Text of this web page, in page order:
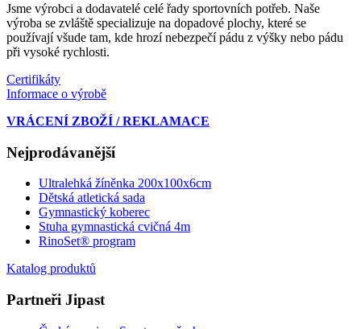
Jsme výrobci a dodavatelé celé řady sportovních potřeb. Naše
výroba se zvláště specializuje na dopadové plochy, které se
používají všude tam, kde hrozí nebezpečí pádu z výšky nebo pádu
při vysoké rychlosti.
Certifikáty
Informace o výrobě
VRÁCENÍ ZBOŽÍ / REKLAMACE
Nejprodávanější
Ultralehká žíněnka 200x100x6cm
Dětská atletická sada
Gymnastický koberec
Stuha gymnastická cvičná 4m
RinoSet® program
Katalog produktů
Partneři Jipast